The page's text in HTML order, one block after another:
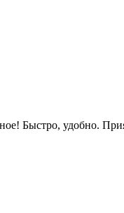
Быстро, удобно.